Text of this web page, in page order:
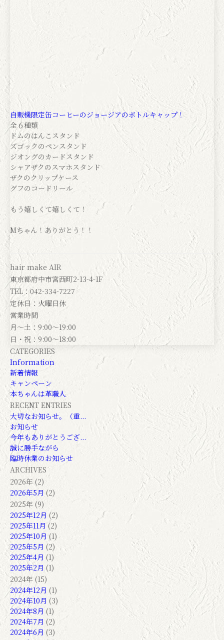
自販機限定缶コーヒーのジョージアのボトルキャップ！
全６種類
ドムのはんこスタンド
ズゴックのペンスタンド
ジオングのカードスタンド
シャアザクのスマホスタンド
ザクのクリップケース
グフのコードリール
もう嬉しくて嬉しくて！
Mちゃん！ありがとう！！
hair make AIR
東京都府中市宮西町2-13-4-1F
TEL：042-334-7227
定休日：火曜日休
営業時間
月～土：9:00～19:00
日・祝：9:00～18:00
CATEGORIES
Information
新着情報
キャンペーン
本ちゃんは革職人
RECENT ENTRIES
大切なお知らせ。（重...
お知らせ
今年もありがとうござ...
誠に勝手ながら
臨時休業のお知らせ
ARCHIVES
2026年 (2)
2026年5月 (2)
2025年 (9)
2025年12月 (2)
2025年11月 (2)
2025年10月 (1)
2025年5月 (2)
2025年4月 (1)
2025年2月 (1)
2024年 (15)
2024年12月 (1)
2024年10月 (3)
2024年8月 (1)
2024年7月 (2)
2024年6月 (3)